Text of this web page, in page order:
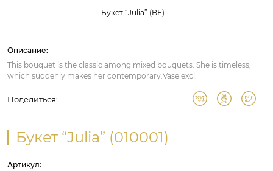
Букет “Julia” (BE)
Описание:
This bouquet is the classic among mixed bouquets. She is timeless,
which suddenly makes her contemporary.Vase excl.
Поделиться:
Букет “Julia” (010001)
Артикул: